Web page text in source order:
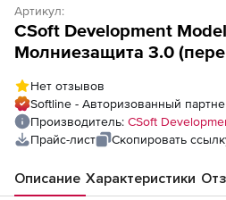
Артикул:
CSoft Development
Молниезащита 3.0
лицензия, серверная
Нет отзывов
Softline - Авторизованный
Производитель: CSoft
Прайс-лист
Скопировать
Описание Характеристики